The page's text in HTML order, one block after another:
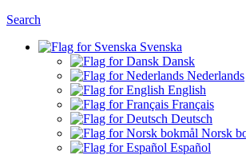
Search
Svenska
Dansk
Nederlands
English
Français
Deutsch
Norsk
Español